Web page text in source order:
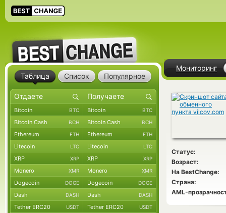
Мониторинг
Статус:
Возраст:
На BestChange:
Страна:
AML-
Таблица Список Популярное
Bitcoin BTC Bitcoin BTC
Bitcoin Cash BCH Bitcoin Cash BCH
Ethereum ETH Ethereum ETH
Litecoin LTC Litecoin LTC
XRP XRP XRP XRP
Monero XMR Monero XMR
Dogecoin DOGE Dogecoin DOGE
Dash DASH Dash DASH
Tether ERC20 USDT Tether ERC20 USDT